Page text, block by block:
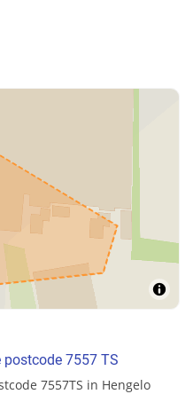
7557 TS
7557TS in Hengelo